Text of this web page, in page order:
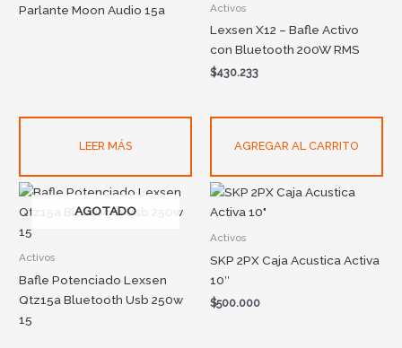
Parlante Moon Audio 15a
LEER MÁS
Activos
Lexsen X12 – Bafle Activo
con Bluetooth 200W RMS
$430.233
AGREGAR AL CARRITO
AGOTADO
Activos
Bafle Potenciado Lexsen
Qtz15a Bluetooth Usb 250w
15
Activos
SKP 2PX Caja Acustica Activa
10″
$500.000